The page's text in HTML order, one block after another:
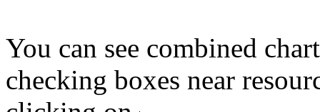
You can see combined
checking boxes near